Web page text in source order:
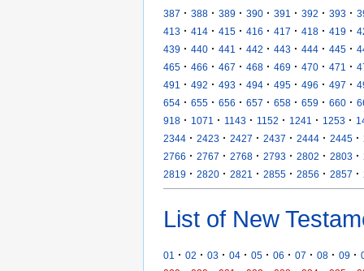
387 · 388 · 389 · 390 · 391 · 392 · 393 ·
413 · 414 · 415 · 416 · 417 · 418 · 419 ·
439 · 440 · 441 · 442 · 443 · 444 · 445 ·
465 · 466 · 467 · 468 · 469 · 470 · 471 ·
491
· 492 · 493 · 494 · 495 · 496 · 497 ·
654 · 655 · 656 · 657 · 658 · 659 · 660 ·
918 · 1071 · 1143 · 1152 · 1241 · 1253 ·
2344 · 2423 · 2427 · 2437 · 2444 · 2445 ·
2766 · 2767 · 2768 · 2793 · 2802 · 2803 ·
2819 · 2820 · 2821 · 2855 · 2856 · 2857 ·
List of New
01 · 02 · 03 · 04 · 05 · 06 · 07 · 08 · 09 ·